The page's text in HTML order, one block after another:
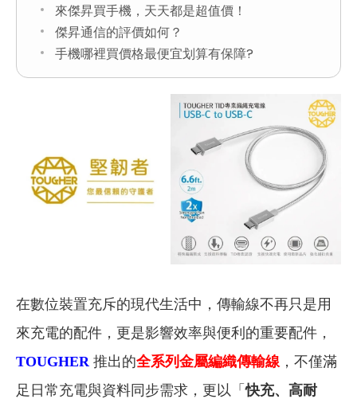
來傑昇買手機，天天都是超值價！
傑昇通信的評價如何？
手機哪裡買價格最便宜划算有保障?
在數位裝置充斥的現代生活中，傳輸線不再只是用
來充電的配件，更是影響效率與便利的重要配件，
TOUGHER 推出的全系列金屬編織傳輸線 ，不僅滿
足日常充電與資料同步需求，更以「快充、高耐